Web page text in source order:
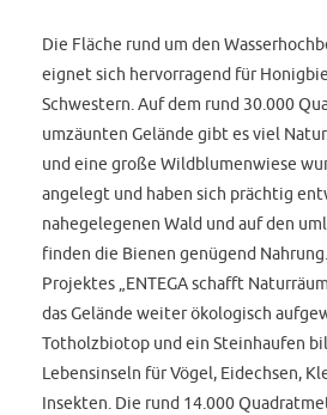
Die Fläche rund um den
eignet sich hervorragend für
Schwestern. Auf dem rund 30.000
umzäunten Gelände gibt es viel
und eine große Wildblumenwiese
angelegt und haben sich prächtig
nahegelegenen Wald und auf den
finden die Bienen genügend
Projektes „ENTEGA schafft
das Gelände weiter ökologisch
Totholzbiotop und ein Steinhaufen
Lebensinseln für Vögel, Eidechsen,
Insekten. Die rund 14.000